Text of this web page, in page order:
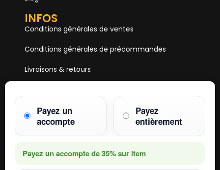
Payez un
accompte
Payez
entièrement
Payez un accompte de35%sur item
INFOS
Conditions générales de ventes
Conditions générales de précommandes
Livraisons & retours
Paiements
HOBBY ONE
75011 PARIS